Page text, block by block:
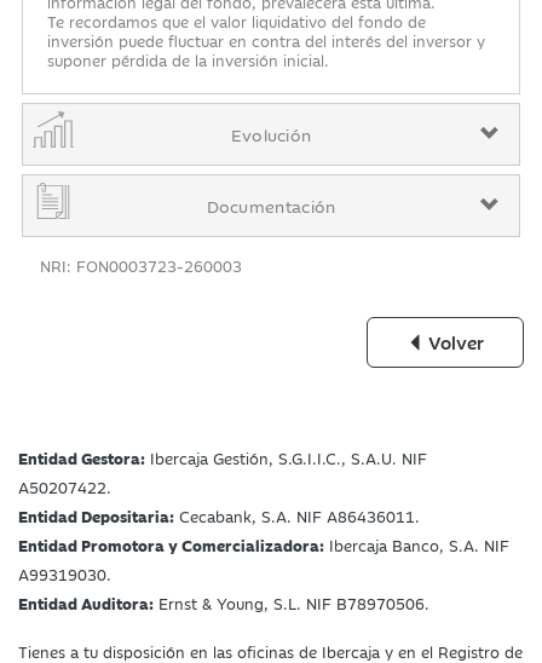
Te recordamos que el valor liquidativo del fondo de
inversión puede fluctuar en contra del interés del inversor y
suponer pérdida de la inversión inicial.
Evolución
Documentación
NRI: FON0003723-260003
Volver
Entidad Gestora: Ibercaja Gestión, S.G.I.I.C., S.A.U. NIF
A50207422.
Entidad Depositaria: Cecabank, S.A. NIF A86436011.
Entidad Promotora y Comercializadora: Ibercaja Banco, S.A. NIF
A99319030.
Entidad Auditora: Ernst & Young, S.L. NIF B78970506.
Tienes a tu disposición en las oficinas de Ibercaja y en el Registro de